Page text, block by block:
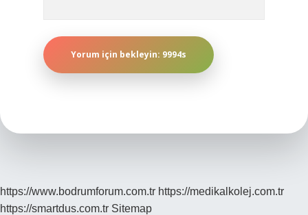
https://www.bodrumforum.com.tr https://medikalkolej.com.tr
https://smartdus.com.tr Sitemap